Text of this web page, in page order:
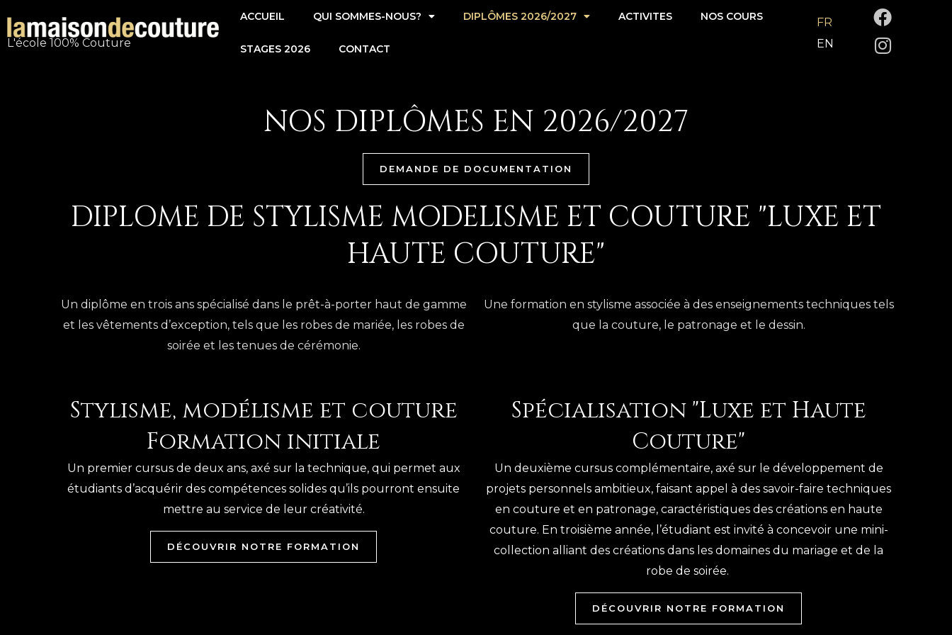
au
contenu
L'école 100% Couture
ACCUEIL QUI SOMMES-NOUS? DIPLÔMES 2026/2027 ACTIVITES NOS COURS
STAGES 2026 CONTACT
FR
EN
F
a
c
I
n
s
NOS DIPLÔMES EN 2026/2027
DEMANDE DE DOCUMENTATION
DIPLOME DE STYLISME MODELISME ET COUTURE "LUXE ET
HAUTE COUTURE"
Un diplôme en trois ans spécialisé dans le prêt-à-porter haut de gamme
et les vêtements d’exception, tels que les robes de mariée, les robes de
soirée et les tenues de cérémonie.
Une formation en stylisme associée à des enseignements techniques tels
que la couture, le patronage et le dessin.
Stylisme, modélisme et couture
Formation initiale
Un premier cursus de deux ans, axé sur la technique, qui permet aux
étudiants d’acquérir des compétences solides qu’ils pourront ensuite
mettre au service de leur créativité.
DÉCOUVRIR NOTRE FORMATION
Spécialisation "Luxe et Haute
Couture"
Un deuxième cursus complémentaire, axé sur le développement de
projets personnels ambitieux, faisant appel à des savoir-faire techniques
en couture et en patronage, caractéristiques des créations en haute
couture. En troisième année, l’étudiant est invité à concevoir une mini-
collection alliant des créations dans les domaines du mariage et de la
robe de soirée.
DÉCOUVRIR NOTRE FORMATION